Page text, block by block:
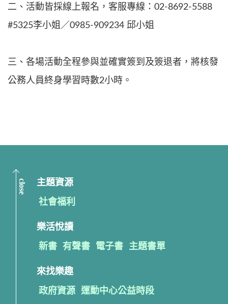
二、活動皆採線上報名，客服專線：02-8692-5588
#5325李小姐／0985-909234 邱小姐
三、各場活動全程參與並確實簽到及簽退者，將核發
公務人員終身學習時數2小時。
close 主題資源
社會福利
樂活悅讀
新書 有聲書 電子書 主題書單
來找樂趣
政府資源 運動中心公益時段